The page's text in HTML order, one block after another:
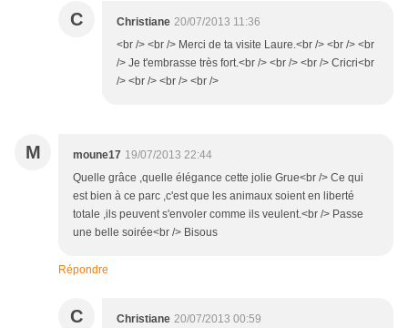
C Christiane 20/07/2013 11:36
<br /> <br /> Merci de ta visite Laure.<br /> <br /> <br
/> Je t'embrasse très fort.<br /> <br /> <br /> Cricri<br
/> <br /> <br /> <br />
M moune17 19/07/2013 22:44
Quelle grâce ,quelle élégance cette jolie Grue<br /> Ce qui
est bien à ce parc ,c'est que les animaux soient en liberté
totale ,ils peuvent s'envoler comme ils veulent.<br /> Passe
une belle soirée<br /> Bisous
Répondre
C Christiane 20/07/2013 00:59